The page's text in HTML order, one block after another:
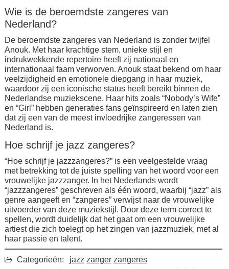
Wie is de beroemdste zangeres van
Nederland?
De beroemdste zangeres van Nederland is zonder twijfel
Anouk. Met haar krachtige stem, unieke stijl en
indrukwekkende repertoire heeft zij nationaal en
internationaal faam verworven. Anouk staat bekend om haar
veelzijdigheid en emotionele diepgang in haar muziek,
waardoor zij een iconische status heeft bereikt binnen de
Nederlandse muziekscene. Haar hits zoals “Nobody’s Wife”
en “Girl” hebben generaties fans geïnspireerd en laten zien
dat zij een van de meest invloedrijke zangeressen van
Nederland is.
Hoe schrijf je jazz zangeres?
“Hoe schrijf je jazzzangeres?” is een veelgestelde vraag
met betrekking tot de juiste spelling van het woord voor een
vrouwelijke jazzzanger. In het Nederlands wordt
“jazzzangeres” geschreven als één woord, waarbij “jazz” als
genre aangeeft en “zangeres” verwijst naar de vrouwelijke
uitvoerder van deze muziekstijl. Door deze term correct te
spellen, wordt duidelijk dat het gaat om een vrouwelijke
artiest die zich toelegt op het zingen van jazzmuziek, met al
haar passie en talent.
Categorieën: jazz zanger zangeres